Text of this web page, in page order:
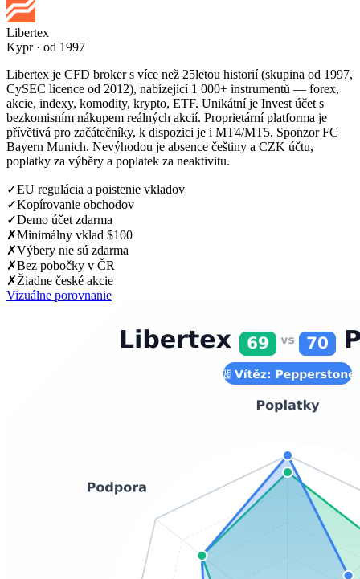
Libertex
Kypr · od 1997
Libertex je CFD broker s více než 25letou historií (skupina od 1997,
CySEC licence od 2012), nabízející 1 000+ instrumentů — forex,
akcie, indexy, komodity, krypto, ETF. Unikátní je Invest účet s
bezkomisním nákupem reálných akcií. Proprietární platforma je
přívětivá pro začátečníky, k dispozici je i MT4/MT5. Sponzor FC
Bayern Munich. Nevýhodou je absence češtiny a CZK účtu,
poplatky za výběry a poplatek za neaktivitu.
✓EU regulácia a poistenie vkladov
✓Kopírovanie obchodov
✓Demo účet zdarma
✗Minimálny vklad $100
✗Výbery nie sú zdarma
✗Bez pobočky v ČR
✗Žiadne české akcie
Vizuálne porovnanie